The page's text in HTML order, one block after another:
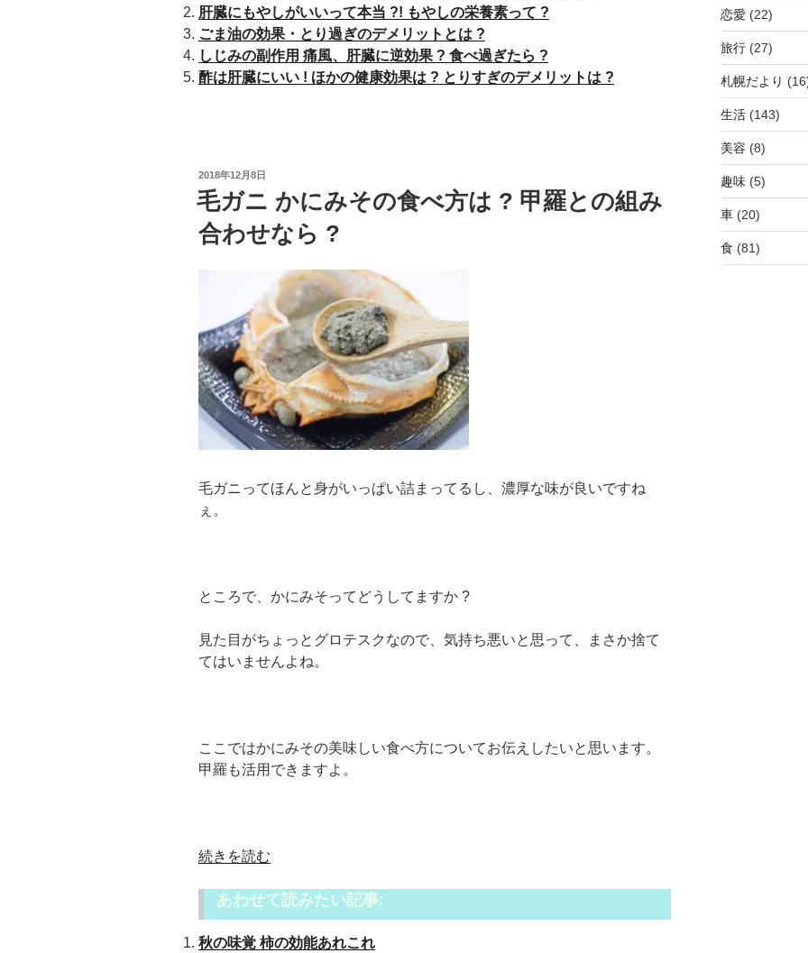
ダ
イ
エ
ッ
は
?
ま
リ
ッ
ト
と
は？
す
ぎ
肝臓にもやしがいいって本当 ?! もやしの栄養素って ?
ごま油の効果・とり過ぎのデメリットとは ?
しじみの副作用 痛風、肝臓に逆効果 ? 食べ過ぎたら ?
酢は肝臓にいい ! ほかの健康効果は ? とりすぎのデメリットは ?
投
稿
日:
2018年12月8日
毛ガニ かにみその食べ方は ? 甲羅との組み
合わせなら ?
毛ガニってほんと身がいっぱい詰まってるし、濃厚な味が良いですね
ぇ。
ところで、かにみそってどうしてますか ?
見た目がちょっとグロテスクなので、気持ち悪いと思って、まさか捨て
てはいませんよね。
ここではかにみその美味しい食べ方についてお伝えしたいと思います。
甲羅も活用できますよ。
“毛
か
に
続きを読む
あわせて読みたい記事:
秋の味覚 柿の効能あれこれ
恋愛 (22)
旅行(27)
札幌だより
生活(143)
美容 (8)
趣味(5)
車(20)
食 (81)